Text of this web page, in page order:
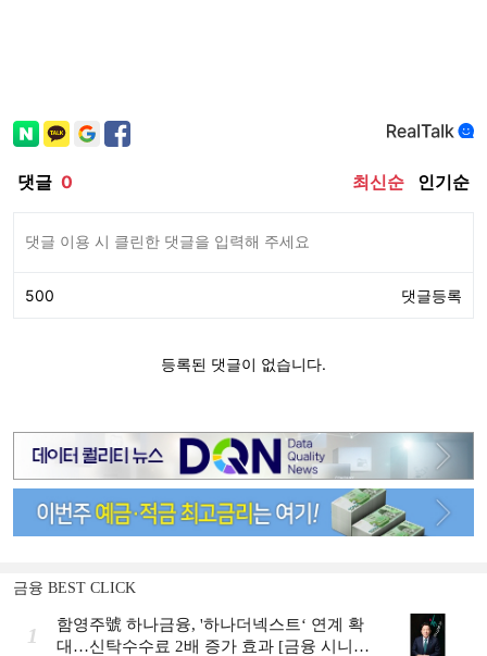
금융 BEST CLICK
1
함영주號 하나금융, '하나더넥스트‘ 연계 확
대…신탁수수료 2배 증가 효과 [금융 시니어